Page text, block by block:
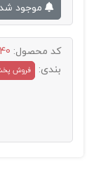
کد محصول:
بندی:
فروش